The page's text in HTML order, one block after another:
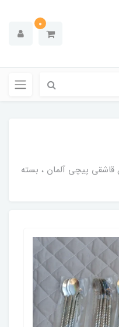
0
پیچی آلمان ، بسته